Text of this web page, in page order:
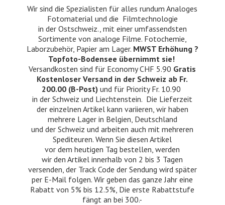
Wir sind die Spezialisten für alles rundum Analoges
Fotomaterial und die Filmtechnologie
in der Ostschweiz., mit einer umfassendsten
Sortimente von analoge Filme. Fotochemie,
Laborzubehör, Papier am Lager. MWST Erhöhung ?
Topfoto-Bodensee übernimmt sie!
Versandkosten sind für Economy CHF 5.90 Gratis
Kostenloser Versand in der Schweiz ab Fr.
200.00 (B-Post) und für Priority Fr. 10.90
in der Schweiz und Liechtenstein. Die Lieferzeit
der einzelnen Artikel kann variieren, wir haben
mehrere Lager in Belgien, Deutschland
und der Schweiz und arbeiten auch mit mehreren
Spediteuren. Wenn Sie diesen Artikel
vor dem heutigen Tag bestellen, werden
wir den Artikel innerhalb von 2 bis 3 Tagen
versenden, der Track Code der Sendung wird später
per E-Mail folgen. Wir geben das ganze Jahr eine
Rabatt von 5% bis 12.5%, Die erste Rabattstufe
fängt an bei 300.-